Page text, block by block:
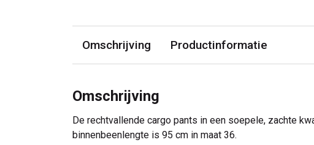
Omschrijving Productinformatie
Omschrijving
De rechtvallende cargo pants in een soepele, zachte
binnenbeenlengte is 95 cm in maat 36.